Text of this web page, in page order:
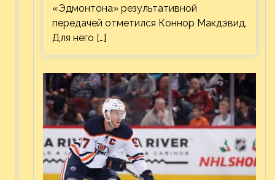
«Эдмонтона» результативной
передачей отметился Коннор Макдэвид.
Для него […]